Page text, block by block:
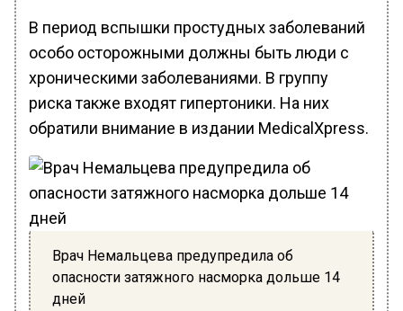
В период вспышки простудных заболеваний
особо осторожными должны быть люди с
хроническими заболеваниями. В группу
риска также входят гипертоники. На них
обратили внимание в издании MedicalXpress.
Врач Немальцева предупредила об
опасности затяжного насморка дольше 14
дней